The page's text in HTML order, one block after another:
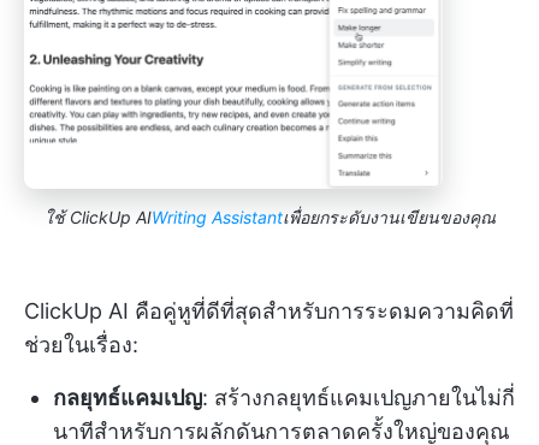
ใช้ ClickUp AIWriting Assistantเพื่อยกระดับงานเขียนของคุณ
ClickUp AI คือคู่หูที่ดีที่สุดสำหรับการระดมความคิดที่
ช่วยในเรื่อง:
กลยุทธ์แคมเปญ: สร้างกลยุทธ์แคมเปญภายในไม่กี่
นาทีสำหรับการผลักดันการตลาดครั้งใหญ่ของคุณ